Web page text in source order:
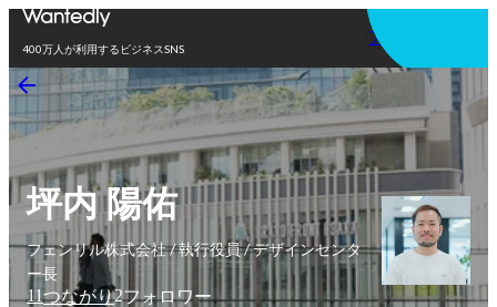
400万人が利用するビジネスSNS
アプリを使う
坪内 陽佑
フェンリル株式会社 / 執行役員 / デザインセンタ
ー長
11つながり2フォロワー